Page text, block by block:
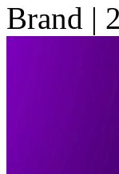
Brand |